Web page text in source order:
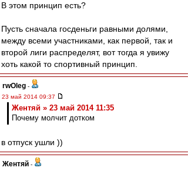
В этом принцип есть?
Пусть сначала госденьги равными долями,
между всеми участниками, как первой, так и
второй лиги распределят, вот тогда я увижу
хоть какой то спортивный принцип.
rwOleg -
23 май 2014 09:37
Жентяй » 23 май 2014 11:35
Почему молчит дотком
в отпуск ушли ))
Жентяй -